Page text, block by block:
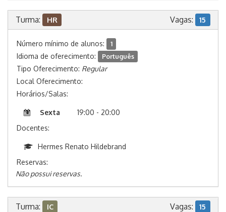
Turma: HR Vagas: 15
Número mínimo de alunos: 1
Idioma de oferecimento: Português
Tipo Oferecimento: Regular
Local Oferecimento:
Horários/Salas:
Sexta
19:00 - 20:00
Docentes:
Hermes Renato Hildebrand
Reservas:
Não possui reservas.
Turma: IC Vagas: 15